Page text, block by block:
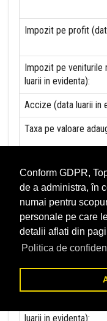
Conform GDPR,
de a administra, în
numai pentru
personale pe care
detalii aflati din
Politica de
Impozit pe profit
Impozit pe veniturile
luarii in evidenta):
Accize (data luarii in
Taxa pe valoare
Contributia la
evidenta)
Contributia de
munca si boli
(data luarii in
Contributia de
in evidenta):
Contributia
luarii in evidenta):